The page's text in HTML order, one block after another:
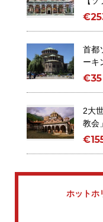
首都
ーキ
€35
2大
教会
ホットホ